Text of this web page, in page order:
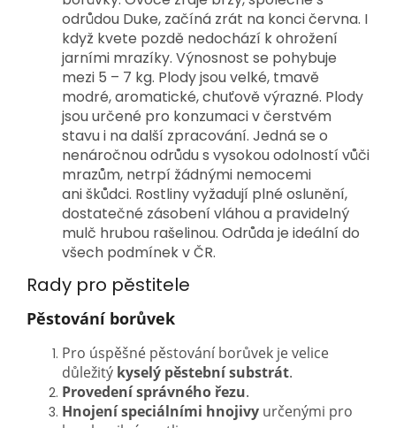
odrůdou Duke, začíná zrát na konci června. I
když kvete pozdě nedochází k ohrožení
jarními mrazíky. Výnosnost se pohybuje
mezi 5 – 7 kg. Plody jsou velké, tmavě
modré, aromatické, chuťově výrazné. Plody
jsou určené pro konzumaci v čerstvém
stavu i na další zpracování. Jedná se o
nenáročnou odrůdu s vysokou odolností vůči
mrazům, netrpí žádnými nemocemi
ani škůdci. Rostliny vyžadují plné oslunění,
dostatečné zásobení vláhou a pravidelný
mulč hrubou rašelinou. Odrůda je ideální do
všech podmínek v ČR.
Rady pro pěstitele
Pěstování borůvek
Pro úspěšné pěstování borůvek je velice
důležitý kyselý pěstební substrát.
Provedení správného řezu.
Hnojení speciálními hnojivy určenými pro